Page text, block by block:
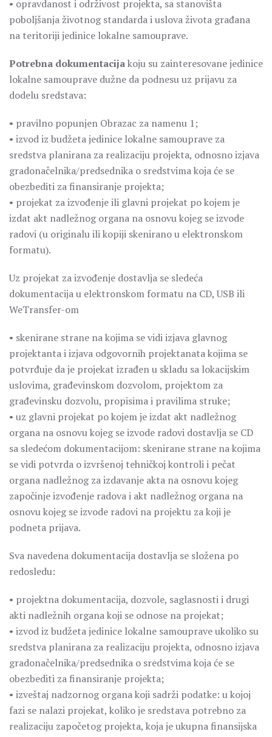
• opravdanost i održivost projekta, sa stanovišta
poboljšanja životnog standarda i uslova života građana
na teritoriji jedinice lokalne samouprave.
Potrebna dokumentacijakoju su zainteresovane jedinice
lokalne samouprave dužne da podnesu uz prijavu za
dodelu sredstava:
• pravilno popunjen Obrazac za namenu 1;
• izvod iz budžeta jedinice lokalne samouprave za
sredstva planirana za realizaciju projekta, odnosno izjava
gradonačelnika/predsednika o sredstvima koja će se
obezbediti za finansiranje projekta;
• projekat za izvođenje ili glavni projekat po kojem je
izdat akt nadležnog organa na osnovu kojeg se izvode
radovi (u originalu ili kopiji skenirano u elektronskom
formatu).
Uz projekat za izvođenje dostavlja se sledeća
dokumentacija u elektronskom formatu na CD, USB ili
WeTransfer-om
• skenirane strane na kojima se vidi izjava glavnog
projektanta i izjava odgovornih projektanata kojima se
potvrđuje da je projekat izrađen u skladu sa lokacijskim
uslovima, građevinskom dozvolom, projektom za
građevinsku dozvolu, propisima i pravilima struke;
• uz glavni projekat po kojem je izdat akt nadležnog
organa na osnovu kojeg se izvode radovi dostavlja se CD
sa sledećom dokumentacijom: skenirane strane na kojima
se vidi potvrda o izvršenoj tehničkoj kontroli i pečat
organa nadležnog za izdavanje akta na osnovu kojeg
započinje izvođenje radova i akt nadležnog organa na
osnovu kojeg se izvode radovi na projektu za koji je
podneta prijava.
Sva navedena dokumentacija dostavlja se složena po
redosledu:
• projektna dokumentacija, dozvole, saglasnosti i drugi
akti nadležnih organa koji se odnose na projekat;
• izvod iz budžeta jedinice lokalne samouprave ukoliko su
sredstva planirana za realizaciju projekta, odnosno izjava
gradonačelnika/predsednika o sredstvima koja će se
obezbediti za finansiranje projekta;
• izveštaj nadzornog organa koji sadrži podatke: u kojoj
fazi se nalazi projekat, koliko je sredstava potrebno za
realizaciju započetog projekta, koja je ukupna finansijska